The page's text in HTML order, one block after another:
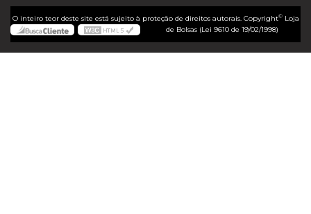
O inteiro teor deste site está sujeito à proteção de direitos autorais. Copyright©Loja
de Bolsas (Lei 9610 de 19/02/1998)